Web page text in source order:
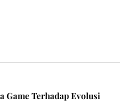
Game Terhadap Evolusi